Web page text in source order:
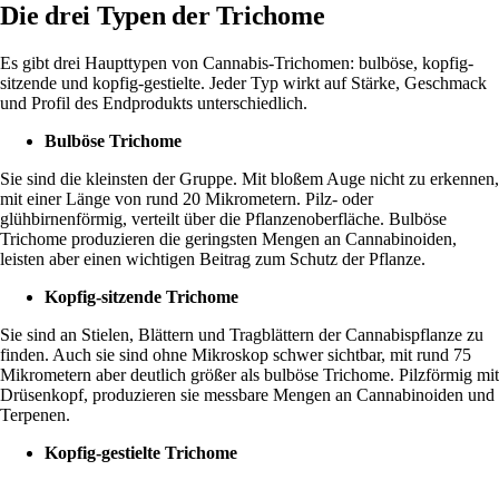
Die drei Typen der Trichome
Es gibt drei Haupttypen von Cannabis-Trichomen: bulböse, kopfig-
sitzende und kopfig-gestielte. Jeder Typ wirkt auf Stärke, Geschmack
und Profil des Endprodukts unterschiedlich.
Bulböse Trichome
Sie sind die kleinsten der Gruppe. Mit bloßem Auge nicht zu erkennen,
mit einer Länge von rund 20 Mikrometern. Pilz- oder
glühbirnenförmig, verteilt über die Pflanzenoberfläche. Bulböse
Trichome produzieren die geringsten Mengen an Cannabinoiden,
leisten aber einen wichtigen Beitrag zum Schutz der Pflanze.
Kopfig-sitzende Trichome
Sie sind an Stielen, Blättern und Tragblättern derCannabispflanze zu
finden. Auch sie sind ohne Mikroskop schwer sichtbar, mit rund 75
Mikrometern aber deutlich größer als bulböse Trichome. Pilzförmig mit
Drüsenkopf, produzieren sie messbare Mengen an Cannabinoiden und
Terpenen.
Kopfig-gestielte Trichome